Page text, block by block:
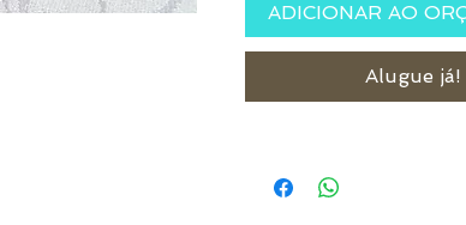
ADICIONAR AO
Alugue já!